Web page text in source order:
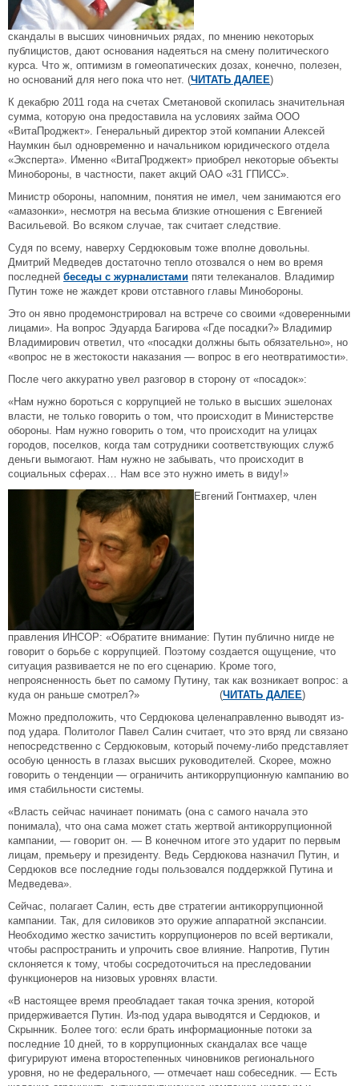
скандалы в высших чиновничьих рядах, по мнению некоторых
публицистов, дают основания надеяться на смену политического
курса. Что ж, оптимизм в гомеопатических дозах, конечно, полезен,
но оснований для него пока что нет. (ЧИТАТЬ ДАЛЕЕ)
К декабрю 2011 года на счетах Сметановой скопилась значительная
сумма, которую она предоставила на условиях займа ООО
«ВитаПроджект». Генеральный директор этой компании Алексей
Наумкин был одновременно и начальником юридического отдела
«Эксперта». Именно «ВитаПроджект» приобрел некоторые объекты
Минобороны, в частности, пакет акций ОАО «31 ГПИСС».
Министр обороны, напомним, понятия не имел, чем занимаются его
«амазонки», несмотря на весьма близкие отношения с Евгенией
Васильевой. Во всяком случае, так считает следствие.
Судя по всему, наверху Сердюковым тоже вполне довольны.
Дмитрий Медведев достаточно тепло отозвался о нем во время
последней беседы с журналистами пяти телеканалов. Владимир
Путин тоже не жаждет крови отставного главы Минобороны.
Это он явно продемонстрировал на встрече со своими «доверенными
лицами». На вопрос Эдуарда Багирова «Где посадки?» Владимир
Владимирович ответил, что «посадки должны быть обязательно», но
«вопрос не в жестокости наказания — вопрос в его неотвратимости».
После чего аккуратно увел разговор в сторону от «посадок»:
«Нам нужно бороться с коррупцией не только в высших эшелонах
власти, не только говорить о том, что происходит в Министерстве
обороны. Нам нужно говорить о том, что происходит на улицах
городов, поселков, когда там сотрудники соответствующих служб
деньги вымогают. Нам нужно не забывать, что происходит в
социальных сферах… Нам все это нужно иметь в виду!»
Евгений Гонтмахер, член
правления ИНСОР: «Обратите внимание: Путин публично нигде не
говорит о борьбе с коррупцией. Поэтому создается ощущение, что
ситуация развивается не по его сценарию. Кроме того,
непроясненность бьет по самому Путину, так как возникает вопрос: а
куда он раньше смотрел?» (ЧИТАТЬ ДАЛЕЕ)
Можно предположить, что Сердюкова целенаправленно выводят из-
под удара. Политолог Павел Салин считает, что это вряд ли связано
непосредственно с Сердюковым, который почему-либо представляет
особую ценность в глазах высших руководителей. Скорее, можно
говорить о тенденции — ограничить антикоррупционную кампанию во
имя стабильности системы.
«Власть сейчас начинает понимать (она с самого начала это
понимала), что она сама может стать жертвой антикоррупционной
кампании, — говорит он. — В конечном итоге это ударит по первым
лицам, премьеру и президенту. Ведь Сердюкова назначил Путин, и
Сердюков все последние годы пользовался поддержкой Путина и
Медведева».
Сейчас, полагает Салин, есть две стратегии антикоррупционной
кампании. Так, для силовиков это оружие аппаратной экспансии.
Необходимо жестко зачистить коррупционеров по всей вертикали,
чтобы распространить и упрочить свое влияние. Напротив, Путин
склоняется к тому, чтобы сосредоточиться на преследовании
функционеров на низовых уровнях власти.
«В настоящее время преобладает такая точка зрения, которой
придерживается Путин. Из-под удара выводятся и Сердюков, и
Скрынник. Более того: если брать информационные потоки за
последние 10 дней, то в коррупционных скандалах все чаще
фигурируют имена второстепенных чиновников регионального
уровня, но не федерального, — отмечает наш собеседник. — Есть